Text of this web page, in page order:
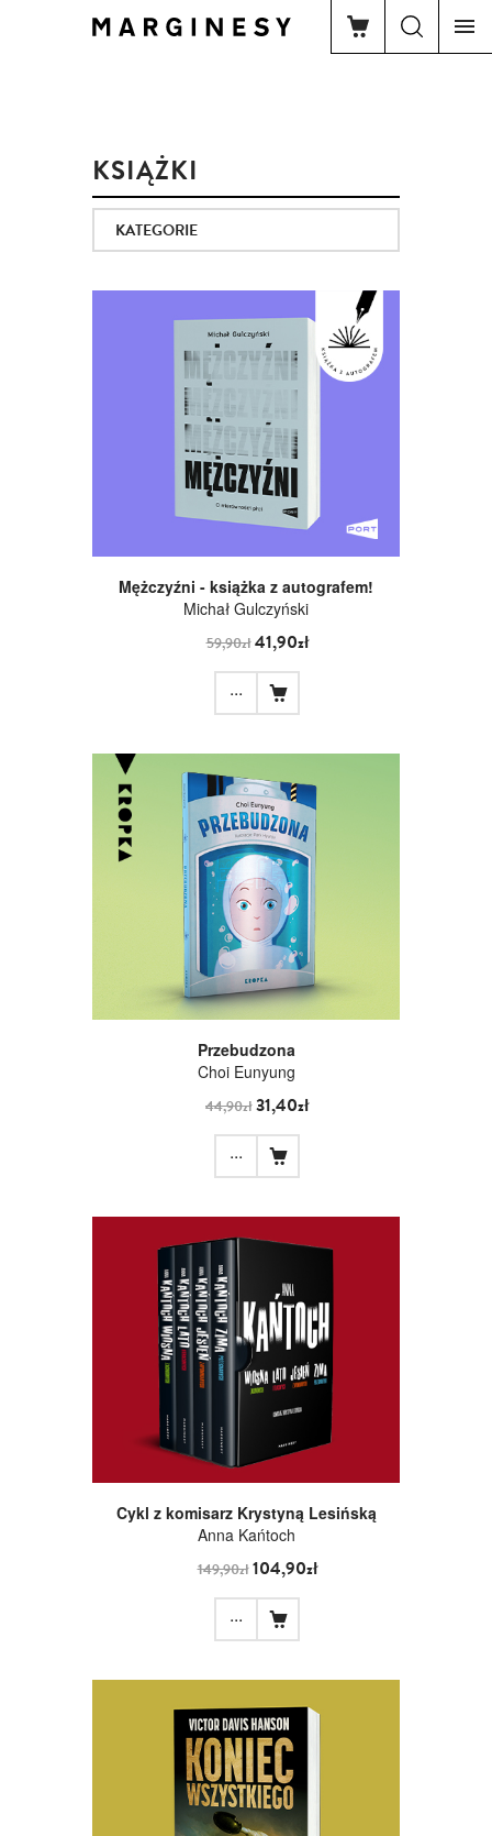
KSIĄŻKI
KATEGORIE
Mężczyźni - książka z autografem!
Michał Gulczyński
59,90zł41,90zł
...
Przebudzona
Choi Eunyung
44,90zł31,40zł
...
Cykl z komisarz Krystyną Lesińską
Anna Kańtoch
149,90zł104,90zł
...